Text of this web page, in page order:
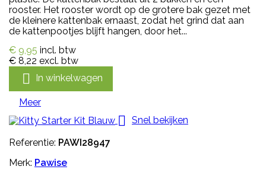
rooster. Het rooster wordt op de grotere bak gezet met
de kleinere kattenbak ernaast, zodat het grind dat aan
de kattenpootjes blijft hangen, door het...
€ 9,95 incl. btw
€ 8,22 excl. btw
 In winkelwagen
Meer
 Snel bekijken
Referentie: PAWI28947
Merk: Pawise